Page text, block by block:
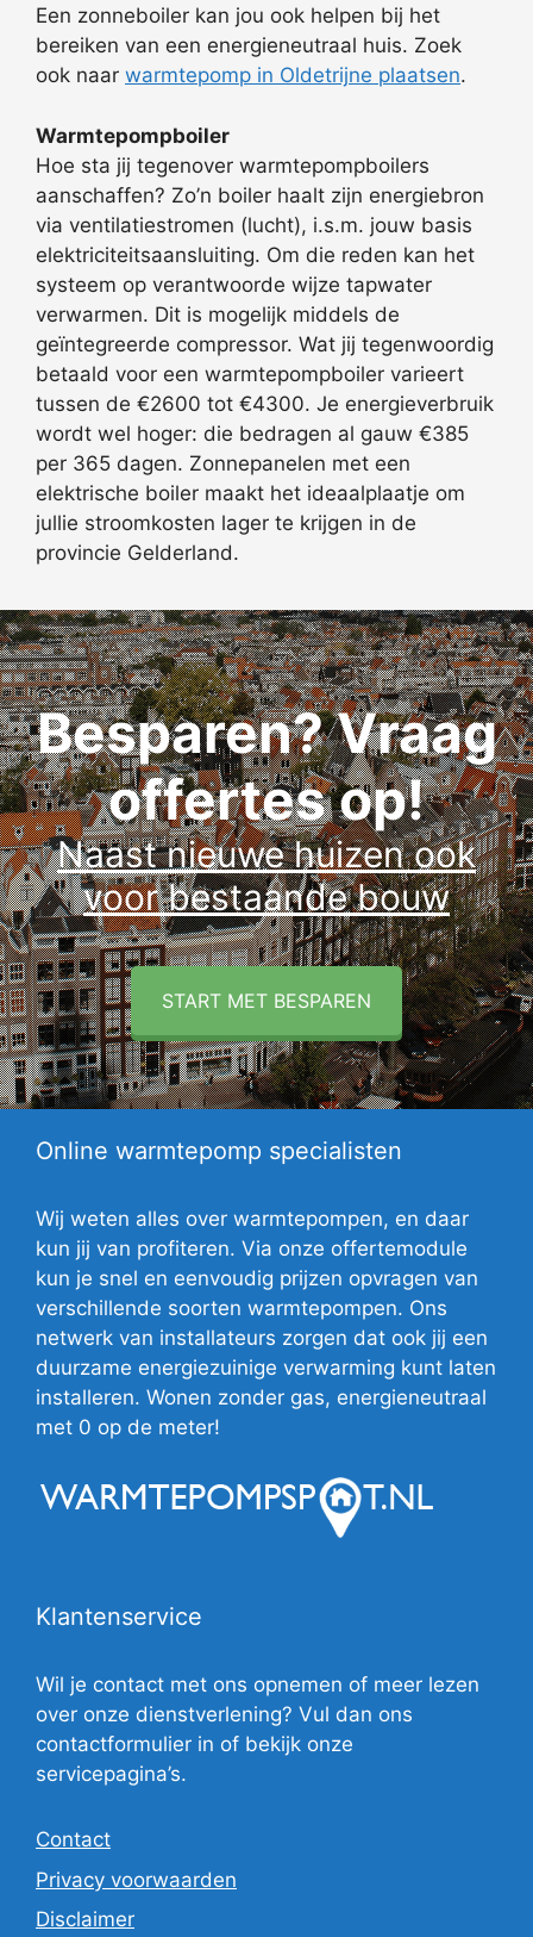
Een zonneboiler kan jou ook helpen bij het
bereiken van een energieneutraal huis. Zoek
ook naar warmtepomp in Oldetrijne plaatsen.
Warmtepompboiler
Hoe sta jij tegenover warmtepompboilers
aanschaffen? Zo’n boiler haalt zijn energiebron
via ventilatiestromen (lucht), i.s.m. jouw basis
elektriciteitsaansluiting. Om die reden kan het
systeem op verantwoorde wijze tapwater
verwarmen. Dit is mogelijk middels de
geïntegreerde compressor. Wat jij tegenwoordig
betaald voor een warmtepompboiler varieert
tussen de €2600 tot €4300. Je energieverbruik
wordt wel hoger: die bedragen al gauw €385
per 365 dagen. Zonnepanelen met een
elektrische boiler maakt het ideaalplaatje om
jullie stroomkosten lager te krijgen in de
provincie Gelderland.
Besparen? Vraag
offertes op!
Naast nieuwe huizen ook
voor bestaande bouw
START MET BESPAREN
Online warmtepomp specialisten
Wij weten alles over warmtepompen, en daar
kun jij van profiteren. Via onze offertemodule
kun je snel en eenvoudig prijzen opvragen van
verschillende soorten warmtepompen. Ons
netwerk van installateurs zorgen dat ook jij een
duurzame energiezuinige verwarming kunt laten
installeren. Wonen zonder gas, energieneutraal
met 0 op de meter!
Klantenservice
Wil je contact met ons opnemen of meer lezen
over onze dienstverlening? Vul dan ons
contactformulier in of bekijk onze
servicepagina’s.
Contact
Privacy voorwaarden
Disclaimer